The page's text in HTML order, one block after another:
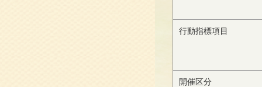
行動指標項目
開催区分